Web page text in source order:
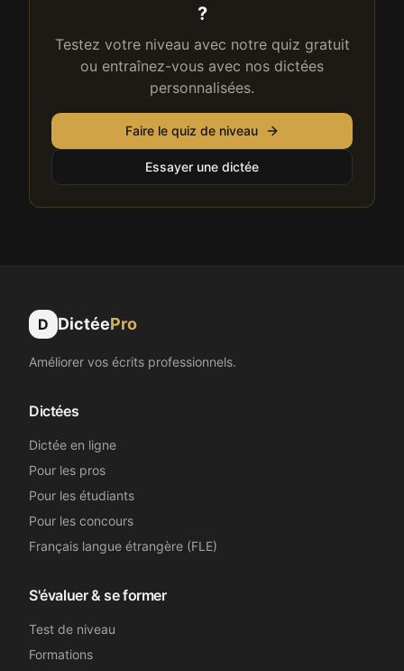
?
Testez votre niveau avec notre quiz gratuit
ou entraînez-vous avec nos dictées
personnalisées.
Faire le quiz de niveau
Essayer une dictée
D DictéePro
Améliorer vos écrits professionnels.
Dictées
Dictée en ligne
Pour les pros
Pour les étudiants
Pour les concours
Français langue étrangère (FLE)
S'évaluer & se former
Test de niveau
Formations